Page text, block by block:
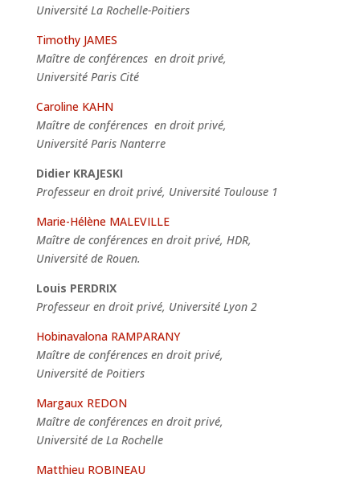
Université La Rochelle-Poitiers
Timothy JAMES
Maître de conférences en droit privé,
Université Paris Cité
Caroline KAHN
Maître de conférences en droit privé,
Université Paris Nanterre
Didier KRAJESKI
Professeur en droit privé, Université Toulouse 1
Marie-Hélène MALEVILLE
Maître de conférences en droit privé, HDR,
Université de Rouen.
Louis PERDRIX
Professeur en droit privé, Université Lyon 2
Hobinavalona RAMPARANY
Maître de conférences en droit privé,
Université de Poitiers
Margaux REDON
Maître de conférences en droit privé,
Université de La Rochelle
Matthieu ROBINEAU